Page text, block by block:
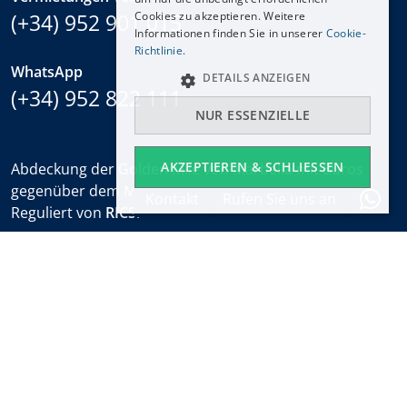
(+34) 952 901 015
WhatsApp
(+34) 952 822 111
Abdeckung der Golden Mile von Marbella mit Büros
gegenüber dem Marbella Club und am Puente Romano.
Reguliert von RICS.
Cookies zu akzeptieren. Weitere
Informationen finden Sie in unserer Cookie-
Richtlinie.
AKZEPTIEREN & SCHLIESSEN
NUR ESSENZIELLE
DETAILS ANZEIGEN